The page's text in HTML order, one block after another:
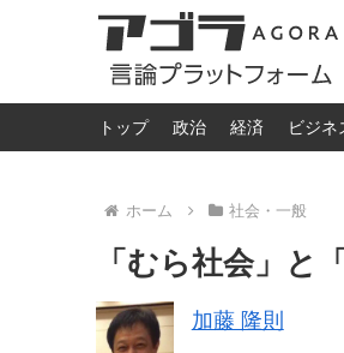
トップ 政治 経済 ビジネ
ホーム 社会・一般
「むら社会」
加藤 隆則